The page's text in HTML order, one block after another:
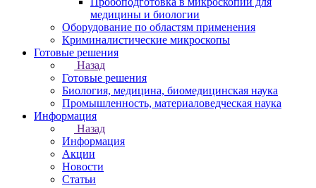
медицины и биологии
Оборудование по областям применения
Криминалистические микроскопы
Готовые решения
Назад
Готовые решения
Биология, медицина, биомедицинская наука
Промышленность, материаловедческая наука
Информация
Назад
Информация
Акции
Новости
Статьи